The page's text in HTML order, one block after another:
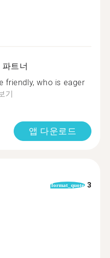
트너
friendly, who is eager
기
앱 다운로드
format_quote 3